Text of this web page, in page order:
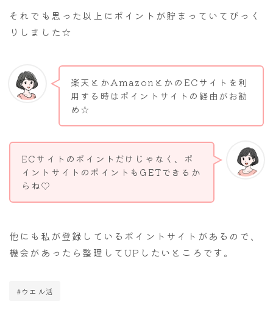
それでも思った以上にポイントが貯まっていてびっく
りしました☆
楽天とかAmazonとかのECサイトを利
用する時はポイントサイトの経由がお勧
め☆
ECサイトのポイントだけじゃなく、ポ
イントサイトのポイントもGETできるか
らね♡
他にも私が登録しているポイントサイトがあるので、
機会があったら整理してUPしたいところです。
#ウエル活